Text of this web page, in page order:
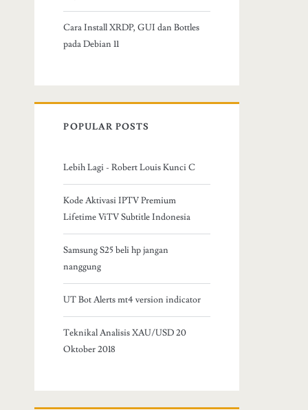
Cara Install XRDP, GUI dan Bottles
pada Debian 11
POPULAR POSTS
Lebih Lagi - Robert Louis Kunci C
Kode Aktivasi IPTV Premium
Lifetime ViTV Subtitle Indonesia
Samsung S25 beli hp jangan
nanggung
UT Bot Alerts mt4 version indicator
Teknikal Analisis XAU/USD 20
Oktober 2018